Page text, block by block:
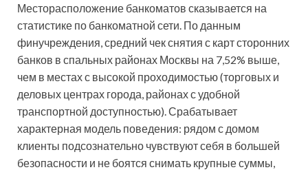
Месторасположение банкоматов сказывается на
статистике по банкоматной сети. По данным
финучреждения, средний чек снятия с карт сторонних
банков в спальных районах Москвы на 7,52% выше,
чем в местах с высокой проходимостью (торговых и
деловых центрах города, районах с удобной
транспортной доступностью). Срабатывает
характерная модель поведения: рядом с домом
клиенты подсознательно чувствуют себя в большей
безопасности и не боятся снимать крупные суммы,